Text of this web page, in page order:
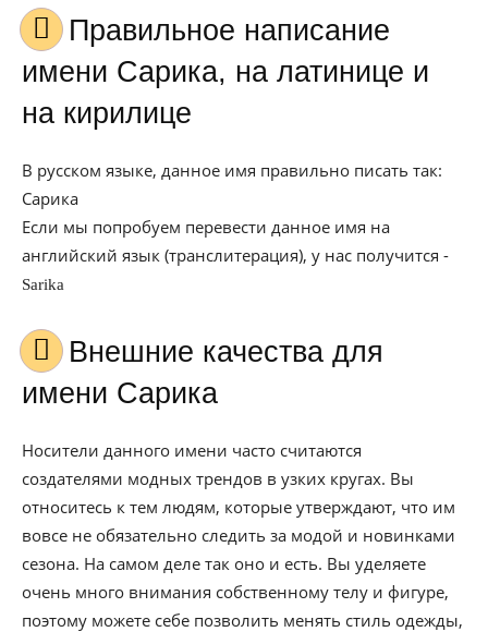
Правильное написание
имени Сарика, на латинице и
на кирилице
В русском языке, данное имя правильно писать так:
Сарика
Если мы попробуем перевести данное имя на
английский язык (транслитерация), у нас получится -
Sarika
Внешние качества для
имени Сарика
Носители данного имени часто считаются
создателями модных трендов в узких кругах. Вы
относитесь к тем людям, которые утверждают, что им
вовсе не обязательно следить за модой и новинками
сезона. На самом деле так оно и есть. Вы уделяете
очень много внимания собственному телу и фигуре,
поэтому можете себе позволить менять стиль одежды,